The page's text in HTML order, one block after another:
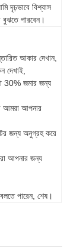
দৃঢ়ভাবে বিশ্বাস
পারবেন।
আকার দেখান,
দেখাই,
30% জমার জন্য
আমরা আপনার
জন্য অনুগ্রহ করে
আপনার জন্য
পারেন, শেষ।